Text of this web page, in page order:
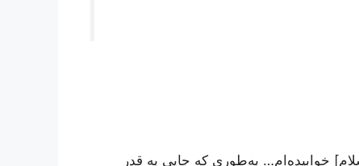
خوابیده‌ام… به‌طوری‌ که جایی به قدر